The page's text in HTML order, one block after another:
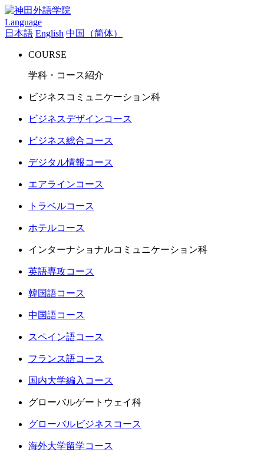
Language
日本語 English 中国（简体）
COURSE
学科・コース紹介
ビジネスコミュニケーション科
ビジネスデザインコース
ビジネス総合コース
デジタル情報コース
エアラインコース
トラベルコース
ホテルコース
インターナショナルコミュニケーション科
英語専攻コース
韓国語コース
中国語コース
スペイン語コース
フランス語コース
国内大学編入コース
グローバルゲートウェイ科
グローバルビジネスコース
海外大学留学コース